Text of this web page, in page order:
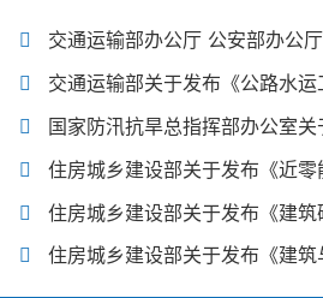
交通运输部办公厅 公安部办公
交通运输部关于发布《公路水运
国家防汛抗旱总指挥部办公室关
住房城乡建设部关于发布《近零
住房城乡建设部关于发布《建筑
住房城乡建设部关于发布《建筑